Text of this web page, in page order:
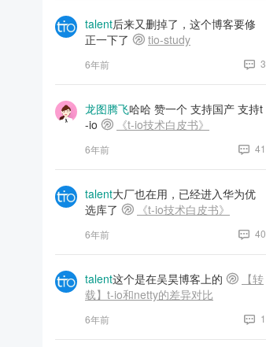
talent后来又删掉了，这个博客要修
正一下了
tio-study
6年前 3
龙图腾飞哈哈 赞一个 支持国产 支持t
-io
《t-io技术白皮书》
6年前 41
talent大厂也在用，已经进入华为优
选库了
《t-io技术白皮书》
6年前 40
talent这个是在吴昊博客上的
【转
载】t-io和netty的差异对比
6年前 1